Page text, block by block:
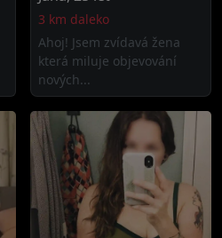
3 km daleko
Ahoj! Jsem zvídavá žena
která miluje objevování
nových...